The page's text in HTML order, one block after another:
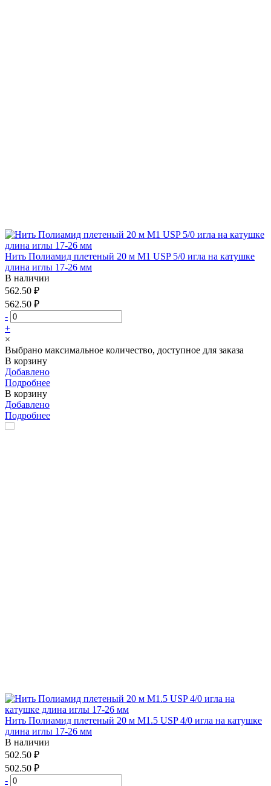
Нить Полиамид плетеный 20 м М1 USP 5/0 игла на катушке
длина иглы 17-26 мм
В наличии
562.50 ₽
562.50 ₽
-
+
×
Выбрано максимальное количество, доступное для заказа
В корзину
Добавлено
Подробнее
В корзину
Добавлено
Подробнее
Нить Полиамид плетеный 20 м М1.5 USP 4/0 игла на катушке
длина иглы 17-26 мм
В наличии
502.50 ₽
502.50 ₽
-